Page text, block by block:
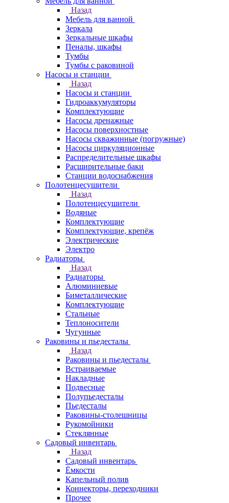
Назад
Мебель для ванной
Зеркала
Зеркальные шкафы
Пеналы, шкафы
Тумбы
Тумбы с раковиной
Насосы и станции
Назад
Насосы и станции
Гидроаккумуляторы
Комплектующие
Насосы дренажные
Насосы поверхностные
Насосы скважинные (погружные)
Насосы циркуляционные
Распределительные шкафы
Расширительные баки
Станции водоснабжения
Полотенцесушители
Назад
Полотенцесушители
Водяные
Комплектующие
Комплектующие, крепёж
Электрические
Электро
Радиаторы
Назад
Радиаторы
Алюминиевые
Биметаллические
Комплектующие
Стальные
Теплоносители
Чугунные
Раковины и пьедесталы
Назад
Раковины и пьедесталы
Встраиваемые
Накладные
Подвесные
Полупьедесталы
Пьедесталы
Раковины-столешницы
Рукомойники
Стеклянные
Садовый инвентарь
Назад
Садовый инвентарь
Ёмкости
Капельный полив
Коннекторы, переходники
Прочее